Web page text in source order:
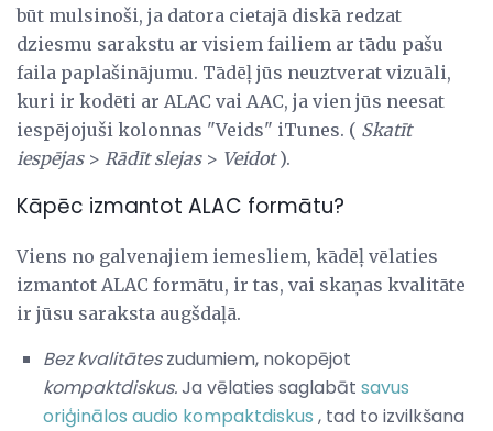
būt mulsinoši, ja datora cietajā diskā redzat
dziesmu sarakstu ar visiem failiem ar tādu pašu
faila paplašinājumu. Tādēļ jūs neuztverat vizuāli,
kuri ir kodēti ar ALAC vai AAC, ja vien jūs neesat
iespējojuši kolonnas "Veids" iTunes. ( Skatīt
iespējas> Rādīt slejas> Veidot).
Kāpēc izmantot ALAC formātu?
Viens no galvenajiem iemesliem, kādēļ vēlaties
izmantot ALAC formātu, ir tas, vai skaņas kvalitāte
ir jūsu saraksta augšdaļā.
Bez kvalitāteszudumiem, nokopējot
kompaktdiskus.Ja vēlaties saglabāt savus
oriģinālos audio kompaktdiskus , tad to izvilkšana